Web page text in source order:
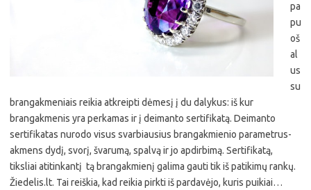
pa
pu
oš
al
us
su
brangakmeniais reikia atkreipti dėmesį į du dalykus: iš kur
brangakmenis yra perkamas ir į deimanto sertifikatą. Deimanto
sertifikatas nurodo visus svarbiausius brangakmienio parametrus-
akmens dydį, svorį, švarumą, spalvą ir jo apdirbimą. Sertifikatą,
tiksliai atitinkantį tą brangakmienį galima gauti tik iš patikimų rankų.
Žiedelis.lt. Tai reiškia, kad reikia pirkti iš pardavėjo, kuris puikiai…